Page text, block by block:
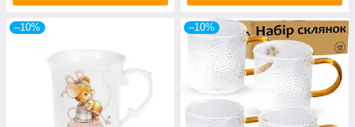
–10% –10%